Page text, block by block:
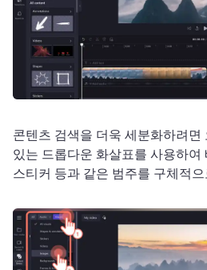
콘텐츠 검색을 더욱 세분화하려면
있는 드롭다운 화살표를 사용하여
스티커 등과 같은 범주를 구체적